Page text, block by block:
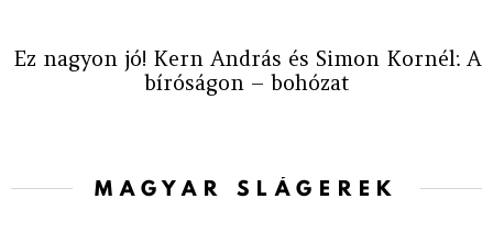
Ez nagyon jó! Kern András és Simon Kornél: A
bíróságon – bohózat
MAGYAR SLÁGEREK